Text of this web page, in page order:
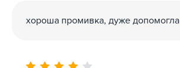
хороша промивка, дуже допомогла